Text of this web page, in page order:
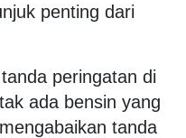
penting dari
peringatan di
ada bensin yang
tanda